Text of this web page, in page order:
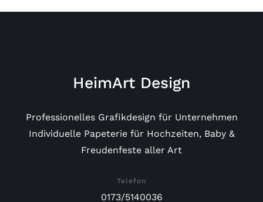
HeimArt Design
Professionelles Grafikdesign für Unternehmen
Individuelle Papeterie für Hochzeiten, Baby &
Freudenfeste aller Art
Telefon
0173/5140036